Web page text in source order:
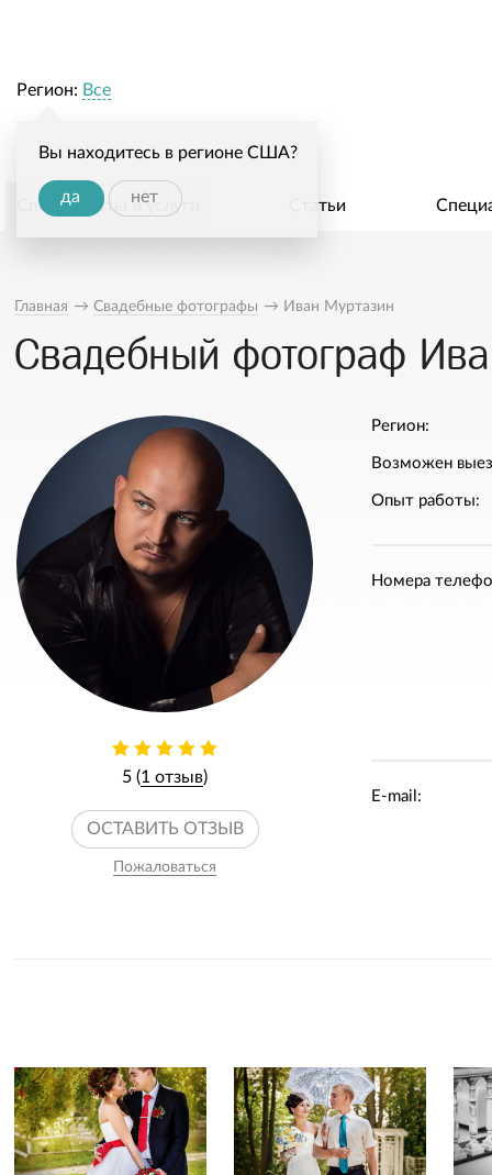
Регион: Все
Вы находитесь в регионе США?
да нет
Специалисты и услуги Статьи
Главная → Свадебные фотографы → Иван Муртазин
Свадебный фотограф
5 (1 отзыв)
ОСТАВИТЬ ОТЗЫВ
Пожаловаться
Регион:
Возможен
Опыт работы:
Номера
E-mail: